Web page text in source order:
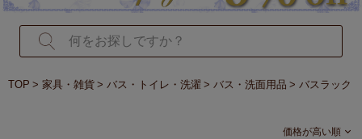
TOP 家具・雑貨 バス・トイレ・洗濯 バス・洗面用品 バスラック
価格が高い順